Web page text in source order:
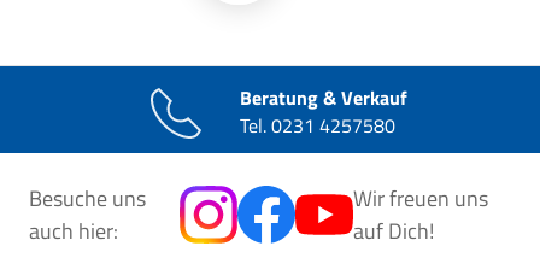
Beratung & Verkauf
Tel.0231 4257580
Besuche uns
auch hier:
Wir freuen uns
auf Dich!